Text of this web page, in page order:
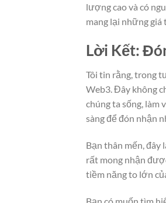
lượng cao và có
mang lại những giá
Lời Kết:
Tôi tin rằng, trong
Web3. Đây không
chúng ta sống, làm
sàng để đón nhận
Bạn thân mến, đây
rất mong nhận
tiềm năng to lớn